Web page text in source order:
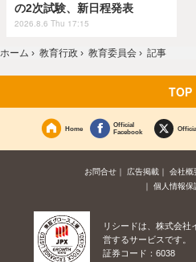
の2次試験、新日程発表
2026.8.6 Thu 17:15
ホーム › 教育行政 › 教育委員会 › 記事
TOP
Home
Official
Facebook
お問合せ 広告掲載 会社概
個人情報保
リシードは、株式会社
営するサービスです。
証券コード：6038